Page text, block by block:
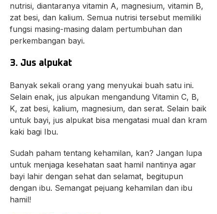
nutrisi, diantaranya vitamin A, magnesium, vitamin B,
zat besi, dan kalium. Semua nutrisi tersebut memiliki
fungsi masing-masing dalam pertumbuhan dan
perkembangan bayi.
3. Jus alpukat
Banyak sekali orang yang menyukai buah satu ini.
Selain enak, jus alpukan mengandung Vitamin C, B,
K, zat besi, kalium, magnesium, dan serat. Selain baik
untuk bayi, jus alpukat bisa mengatasi mual dan kram
kaki bagi Ibu.
Sudah paham tentang kehamilan, kan? Jangan lupa
untuk menjaga kesehatan saat hamil nantinya agar
bayi lahir dengan sehat dan selamat, begitupun
dengan ibu. Semangat pejuang kehamilan dan ibu
hamil!